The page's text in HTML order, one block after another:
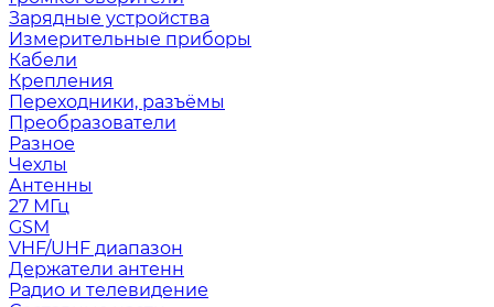
Зарядные устройства
Измерительные приборы
Кабели
Крепления
Переходники, разъёмы
Преобразователи
Разное
Чехлы
Антенны
27 МГц
GSM
VHF/UHF диапазон
Держатели антенн
Радио и телевидение